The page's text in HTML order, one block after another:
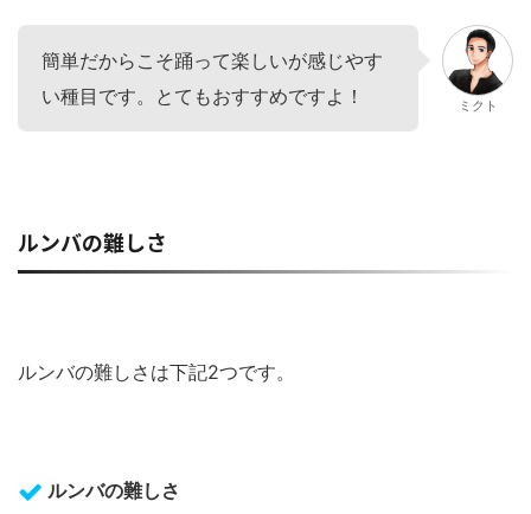
簡単だからこそ踊って楽しいが感じやす
い種目です。とてもおすすめですよ！
ミクト
ルンバの難しさ
ルンバの難しさは下記2つです。
ルンバの難しさ